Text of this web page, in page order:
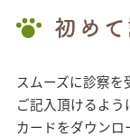
初め
スムーズに診察
ご記入頂けるよ
カードをダウン